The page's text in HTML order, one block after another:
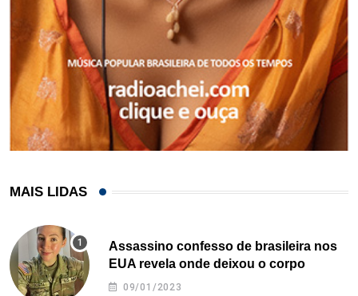
MAIS LIDAS
Assassino confesso de brasileira nos
EUA revela onde deixou o corpo
09/01/2023